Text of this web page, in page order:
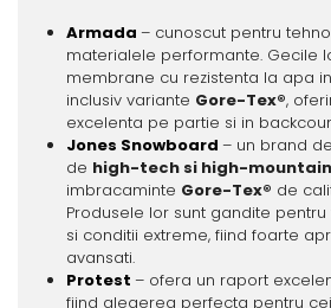
Armada – cunoscut pentru
materialele performante. Gecile
membrane cu rezistenta la apa
inclusiv variante Gore-Tex®,
excelenta pe partie si in
Jones Snowboard – un brand
de high-tech si high-mountain
imbracaminte Gore-Tex® de
Produsele lor sunt gandite
si conditii extreme, fiind foarte
avansati.
Protest – ofera un raport
fiind alegerea perfecta pentru